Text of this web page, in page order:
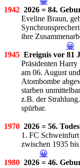
1942 2026 = 84.
Eveline Braun,
ihre
😀
1945 Ereignis vor 81
Präsidenten
am 06. August
Atombombe
starben
z.B. der
spürbar.
1970 2026 = 56.
1. FC
zwischen 1935
😀
1980 2026 = 46.